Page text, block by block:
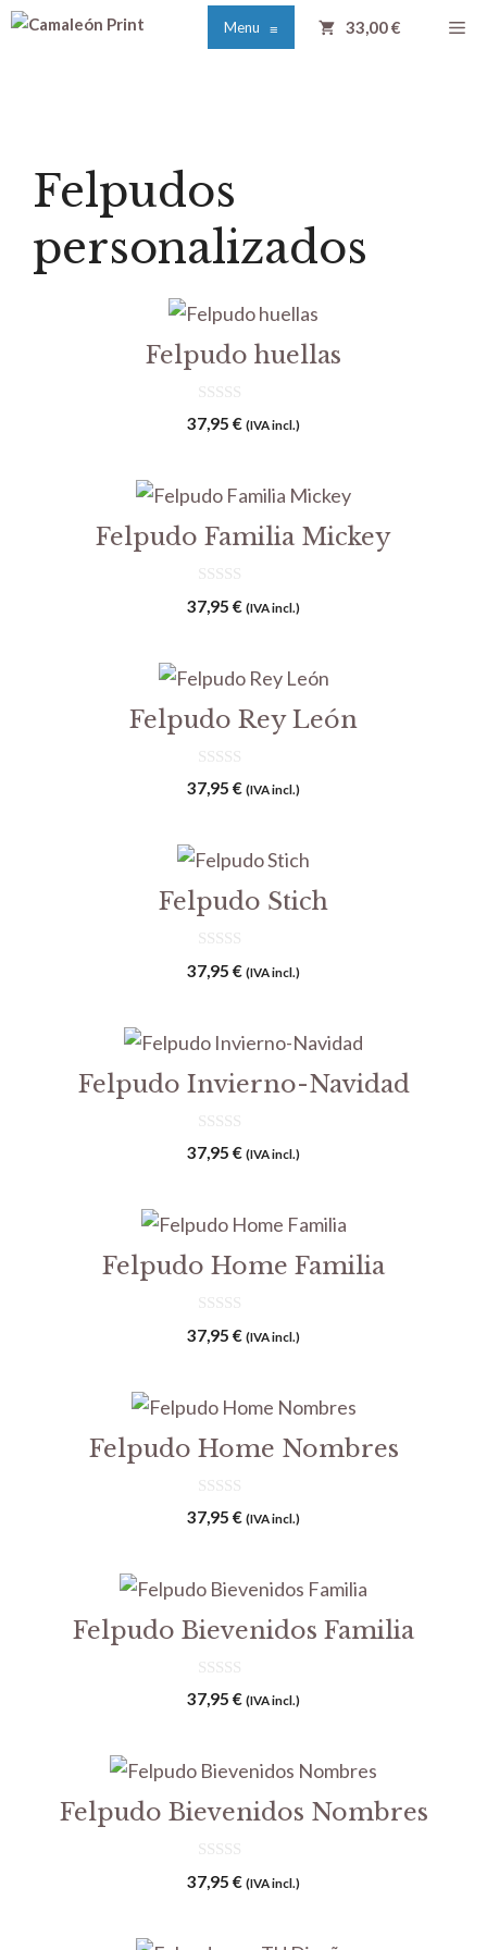
Saltar
Menu ≡ 33,00 €
Felpudos
personalizados
Felpudo huellas
0
d
37,95 € (IVA incl.)
Felpudo Familia Mickey
0
d
37,95 € (IVA incl.)
Felpudo Rey León
0
d
37,95 € (IVA incl.)
Felpudo Stich
0
d
37,95 € (IVA incl.)
Felpudo Invierno-Navidad
0
d
37,95 € (IVA incl.)
Felpudo Home Familia
0
d
37,95 € (IVA incl.)
Felpudo Home Nombres
0
d
37,95 € (IVA incl.)
Felpudo Bievenidos Familia
0
d
37,95 € (IVA incl.)
Felpudo Bievenidos Nombres
0
d
37,95 € (IVA incl.)